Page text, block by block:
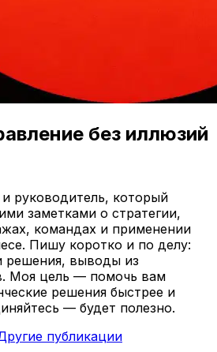
без иллюзий
руководитель, который
заметками о стратегии,
командах и применении
Пишу коротко и по делу:
решения, выводы из
Моя цель — помочь вам
решения быстрее и
— будет полезно.
публикации